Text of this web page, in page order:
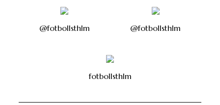
@fotbollsthlm @fotbollsthlm
fotbollsthlm